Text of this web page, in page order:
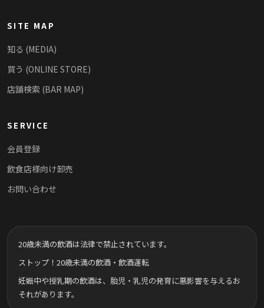
SITE MAP
知る (MEDIA)
買う (ONLINE STORE)
店舗検索 (BAR MAP)
SERVICE
会員登録
飲食店様向け卸売
お問い合わせ
20歳未満の飲酒は法律で禁止されています。
ストップ！20歳未満の飲酒・飲酒運転
妊娠中や授乳期の飲酒は、胎児・乳児の発育に悪影響を与えるお
それがあります。